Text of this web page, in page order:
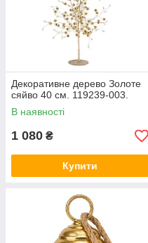
Декоративне дерево Золоте
сяйво 40 см. 119239-003.
В наявності
1 080 ₴
Купити